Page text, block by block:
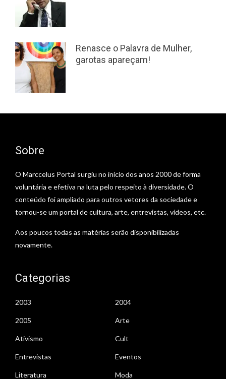
Renasce o Palavra de Mulher,
garotas apareçam!
Sobre
O Marccelus Portal surgiu no início dos anos 2000 de forma
voluntária e efetiva na luta pelo respeito à diversidade. O
conteúdo foi ampliado para outros vetores da sociedade e
tornou-se um portal de cultura, arte, entrevistas, vídeos, etc.
Aos poucos todas as matérias serão disponibilizadas
novamente.
Categorias
2003 2004
2005 Arte
Ativismo Cult
Entrevistas Eventos
Literatura Moda